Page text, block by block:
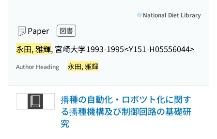
Paper 図書
永田, 雅輝, 宮崎大学1993-1995<Y151-H05556044>
National Diet Library
Author Heading 永田, 雅輝
播種の自動化・ロボツト化に関す
る播種機構及び制御回路の基礎研
究